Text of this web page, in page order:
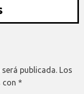
publicada. Los
con *